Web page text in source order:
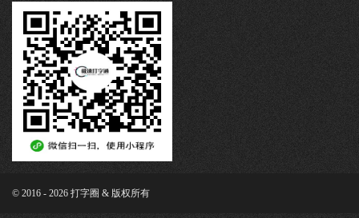
© 2016 - 2026 打字圈 & 版权所有